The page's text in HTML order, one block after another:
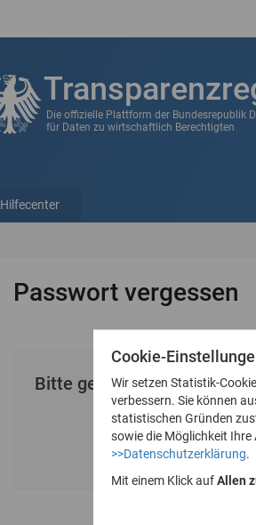
Die offizielle Plattform der Bundesrepublik
für Daten zu wirtschaftlich Berechtigten
Hilfecenter
Passwort vergessen
Bitte geben Sie Ihre E-
Cookie-
Wir setzen Statistik-
verbessern. Sie können
statistischen Gründen
sowie die Möglichkeit
>>Datenschutzerklärung.
Mit einem Klick aufAllen